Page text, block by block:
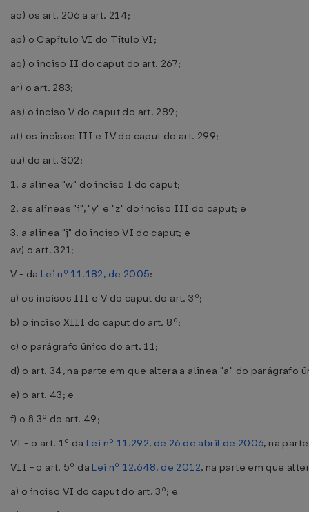
ao) os art. 206 a art. 214;
ap) o Capítulo VI do Título VI;
aq) o inciso II do caput do art. 267;
ar) o art. 283;
as) o inciso V do caput do art. 289;
at) os incisos III e IV do caput do art. 299;
au) do art. 302:
1. a alínea "w" do inciso I do caput;
2. as alíneas "i", "y" e "z" do inciso III do caput; e
3. a alínea "j" do inciso VI do caput; e
av) o art. 321;
V - da Lei nº 11.182, de 2005:
a) os incisos III e V do caput do art. 3º;
b) o inciso XIII do caput do art. 8º;
c) o parágrafo único do art. 11;
d) o art. 34, na parte em que altera a alínea "a" do parágrafo
e) o art. 43; e
f) o § 3º do art. 49;
VI - o art. 1º da Lei nº 11.292, de 26 de abril de 2006, na
VII - o art. 5º da Lei nº 12.648, de 2012, na parte em que
a) o inciso VI do caput do art. 3º; e